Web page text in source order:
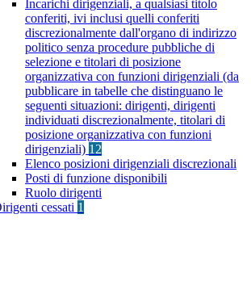
Incarichi dirigenziali, a qualsiasi titolo
conferiti, ivi inclusi quelli conferiti
discrezionalmente dall'organo di indirizzo
politico senza procedure pubbliche di
selezione e titolari di posizione
organizzativa con funzioni dirigenziali (da
pubblicare in tabelle che distinguano le
seguenti situazioni: dirigenti, dirigenti
individuati discrezionalmente, titolari di
posizione organizzativa con funzioni
dirigenziali) 12
Elenco posizioni dirigenziali discrezionali
Posti di funzione disponibili
Ruolo dirigenti
cessati 1